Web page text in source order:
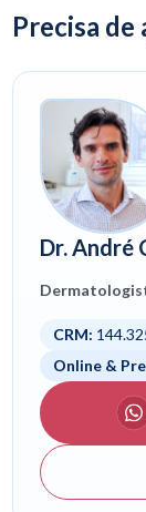
Precisa de
Dr. André
CRM:
Consulta
Online &